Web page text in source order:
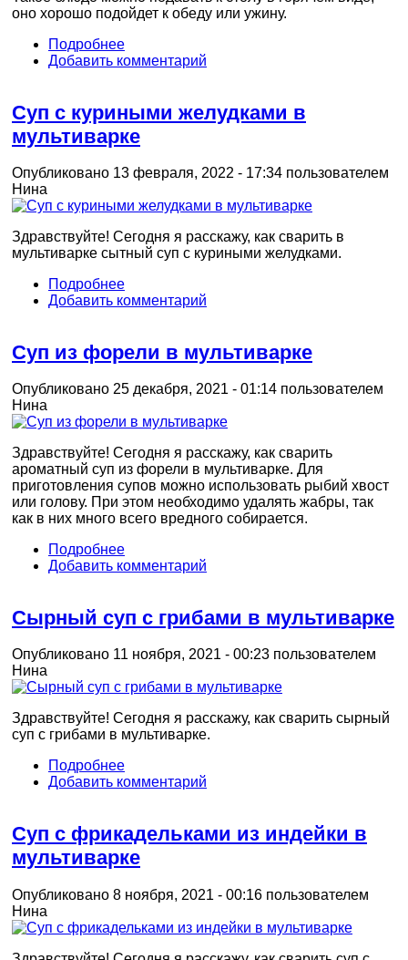
оно хорошо подойдет к обеду или ужину.
Подробнее
Добавить комментарий
Суп с куриными желудками в
мультиварке
Опубликовано 13 февраля, 2022 - 17:34 пользователем
Нина
Здравствуйте! Сегодня я расскажу, как сварить в
мультиварке сытный суп с куриными желудками.
Подробнее
Добавить комментарий
Суп из форели в мультиварке
Опубликовано 25 декабря, 2021 - 01:14 пользователем
Нина
Здравствуйте! Сегодня я расскажу, как сварить
ароматный суп из форели в мультиварке. Для
приготовления супов можно использовать рыбий хвост
или голову. При этом необходимо удалять жабры, так
как в них много всего вредного собирается.
Подробнее
Добавить комментарий
Сырный суп с грибами в мультиварке
Опубликовано 11 ноября, 2021 - 00:23 пользователем
Нина
Здравствуйте! Сегодня я расскажу, как сварить сырный
суп с грибами в мультиварке.
Подробнее
Добавить комментарий
Суп с фрикадельками из индейки в
мультиварке
Опубликовано 8 ноября, 2021 - 00:16 пользователем
Нина